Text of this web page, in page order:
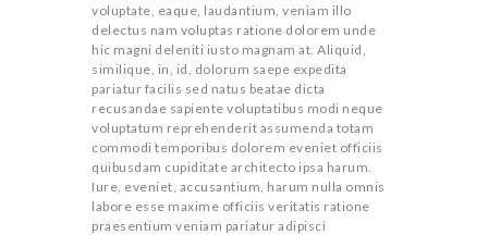
C
O
D
E
voluptate, eaque, laudantium, veniam illo
delectus nam voluptas ratione dolorem unde
hic magni deleniti iusto magnam at. Aliquid,
similique, in, id, dolorum saepe expedita
pariatur facilis sed natus beatae dicta
recusandae sapiente voluptatibus modi neque
voluptatum reprehenderit assumenda totam
commodi temporibus dolorem eveniet officiis
quibusdam cupiditate architecto ipsa harum.
Iure, eveniet, accusantium, harum nulla omnis
labore esse maxime officiis veritatis ratione
praesentium veniam pariatur adipisci